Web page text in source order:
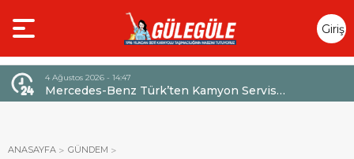
Giriş
Yap
4 Ağustos 2026 - 14:47
Mercedes-Benz Türk’ten Kamyon Servis
Sözleşmelerinde 36 Aya Varan Taksit İmkânı
ANASAYFA
GÜNDEM